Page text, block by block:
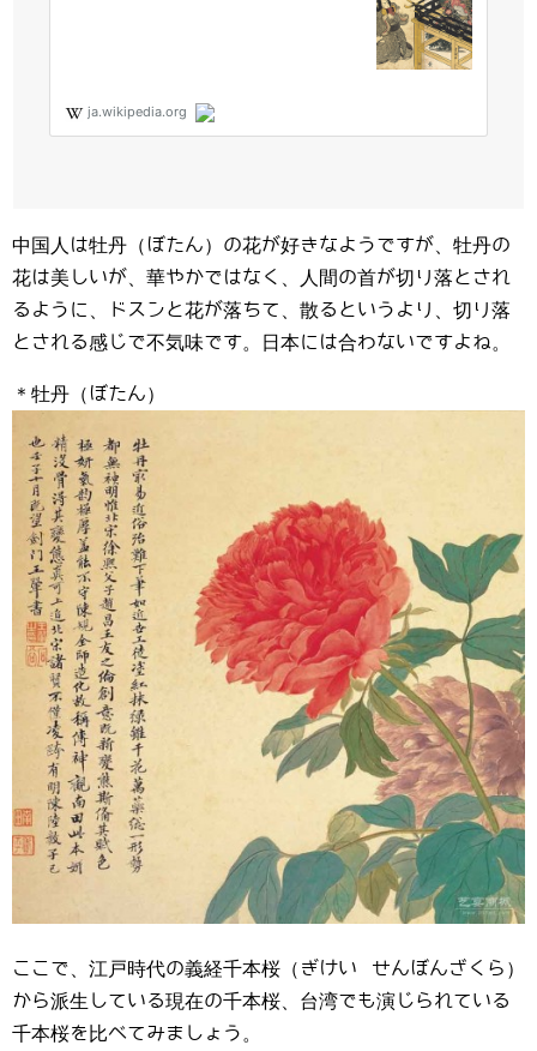
中国人は牡丹（ぼたん）の花が好きなようですが、牡丹の
花は美しいが、華やかではなく、人間の首が切り落とされ
るように、ドスンと花が落ちて、散るというより、切り落
とされる感じで不気味です。日本には合わないですよね。
＊牡丹（ぼたん）
ここで、江戸時代の義経千本桜（ぎけい せんぼんざくら）
から派生している現在の千本桜、台湾でも演じられている
千本桜を比べてみましょう。